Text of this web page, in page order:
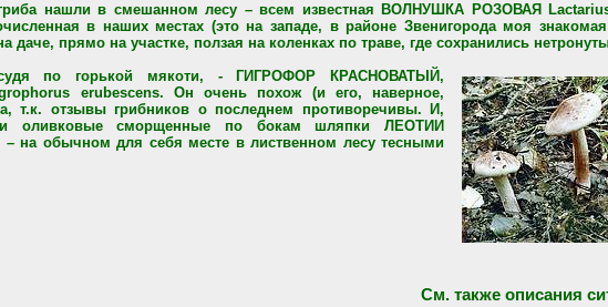
нашли в смешанном лесу – всем известная ВОЛНУШКА РОЗОВАЯ
в наших местах (это на западе, в районе Звенигорода моя
даче, прямо на участке, ползая на коленках по траве, где сохранились
по горькой мякоти, - ГИГРОФОР КРАСНОВАТЫЙ,
erubescens. Он очень похож (и его, наверное,
отзывы грибников о последнем противоречивы. И,
оливковые сморщенные по бокам шляпки ЛЕОТИИ
на обычном для себя месте в лиственном лесу тесными
См. также описания